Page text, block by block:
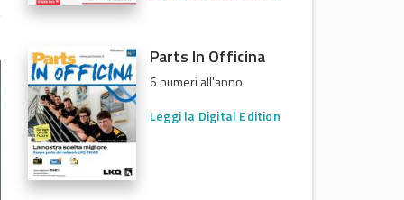
Parts In Officina
6 numeri all'anno
Leggi la Digital Edition